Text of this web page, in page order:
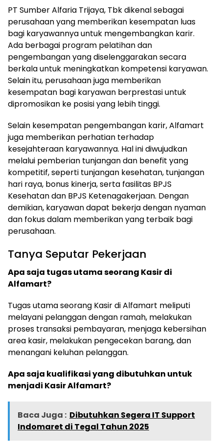
PT Sumber Alfaria Trijaya, Tbk dikenal sebagai
perusahaan yang memberikan kesempatan luas
bagi karyawannya untuk mengembangkan karir.
Ada berbagai program pelatihan dan
pengembangan yang diselenggarakan secara
berkala untuk meningkatkan kompetensi karyawan.
Selain itu, perusahaan juga memberikan
kesempatan bagi karyawan berprestasi untuk
dipromosikan ke posisi yang lebih tinggi.
Selain kesempatan pengembangan karir, Alfamart
juga memberikan perhatian terhadap
kesejahteraan karyawannya. Hal ini diwujudkan
melalui pemberian tunjangan dan benefit yang
kompetitif, seperti tunjangan kesehatan, tunjangan
hari raya, bonus kinerja, serta fasilitas BPJS
Kesehatan dan BPJS Ketenagakerjaan. Dengan
demikian, karyawan dapat bekerja dengan nyaman
dan fokus dalam memberikan yang terbaik bagi
perusahaan.
Tanya Seputar Pekerjaan
Apa saja tugas utama seorang Kasir di
Alfamart?
Tugas utama seorang Kasir di Alfamart meliputi
melayani pelanggan dengan ramah, melakukan
proses transaksi pembayaran, menjaga kebersihan
area kasir, melakukan pengecekan barang, dan
menangani keluhan pelanggan.
Apa saja kualifikasi yang dibutuhkan untuk
menjadi Kasir Alfamart?
Baca Juga : Dibutuhkan Segera IT Support
Indomaret di Tegal Tahun 2025